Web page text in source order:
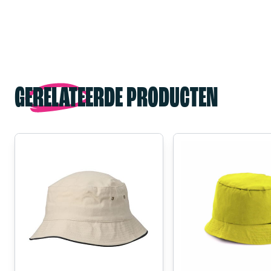
GERELATEERDE PRODUCTEN